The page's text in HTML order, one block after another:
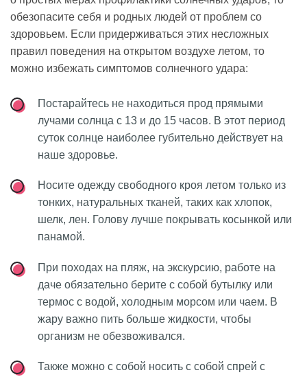
обезопасите себя и родных людей от проблем со
здоровьем. Если придерживаться этих несложных
правил поведения на открытом воздухе летом, то
можно избежать симптомов солнечного удара:
Постарайтесь не находиться прод прямыми
лучами солнца с 13 и до 15 часов. В этот период
суток солнце наиболее губительно действует на
наше здоровье.
Носите одежду свободного кроя летом только из
тонких, натуральных тканей, таких как хлопок,
шелк, лен. Голову лучше покрывать косынкой или
панамой.
При походах на пляж, на экскурсию, работе на
даче обязательно берите с собой бутылку или
термос с водой, холодным морсом или чаем. В
жару важно пить больше жидкости, чтобы
организм не обезвоживался.
Также можно с собой носить с собой спрей с